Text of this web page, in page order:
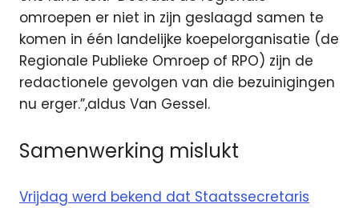
omroepen er niet in zijn geslaagd samen te
komen in één landelijke koepelorganisatie (de
Regionale Publieke Omroep of RPO) zijn de
redactionele gevolgen van die bezuinigingen
nu erger.”,aldus Van Gessel.
Samenwerking mislukt
Vrijdag werd bekend dat Staatssecretaris